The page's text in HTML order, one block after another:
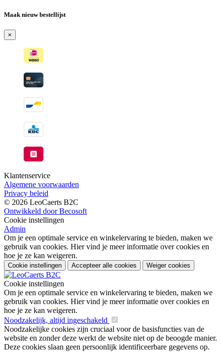
Maak nieuw bestellijst
×
Klantenservice
Algemene voorwaarden
Privacy beleid
© 2026 LeoCaerts B2C
Ontwikkeld door Becosoft
Cookie instellingen
Admin
Om je een optimale service en winkelervaring te bieden, maken we
gebruik van cookies. Hier vind je meer informatie over cookies en
hoe je ze kan weigeren.
Cookie instellingen Accepteer alle cookies Weiger cookies
Cookie instellingen
Om je een optimale service en winkelervaring te bieden, maken we
gebruik van cookies. Hier vind je meer informatie over cookies en
hoe je ze kan weigeren.
Noodzakelijk, altijd ingeschakeld
Noodzakelijke cookies zijn cruciaal voor de basisfuncties van de
website en zonder deze werkt de website niet op de beoogde manier.
Deze cookies slaan geen persoonlijk identificeerbare gegevens op.